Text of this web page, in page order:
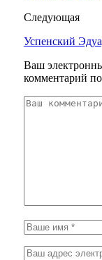
Следующая
Успенский
Ваш
комментарий